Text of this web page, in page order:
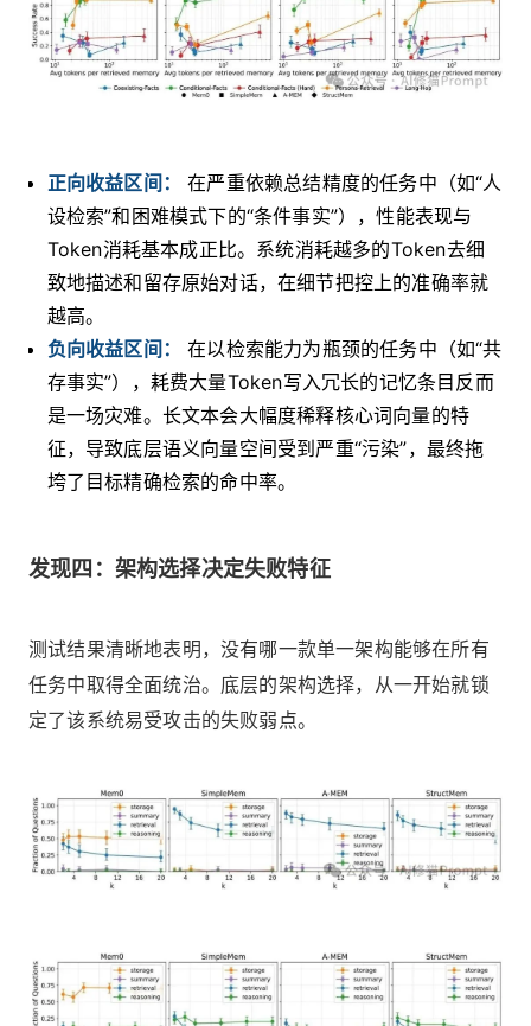
正向收益区间：
在严重依赖总结精度的任务中（如“人
设检索”和困难模式下的“条件事实”），性能表现与
Token消耗基本成正比。系统消耗越多的Token去细
致地描述和留存原始对话，在细节把控上的准确率就
越高。
负向收益区间：
在以检索能力为瓶颈的任务中（如“共
存事实”），耗费大量Token写入冗长的记忆条目反而
是一场灾难。长文本会大幅度稀释核心词向量的特
征，导致底层语义向量空间受到严重“污染”，最终拖
垮了目标精确检索的命中率。
发现四：架构选择决定失败特征
测试结果清晰地表明，没有哪一款单一架构能够在所有
任务中取得全面统治。底层的架构选择，从一开始就锁
定了该系统易受攻击的失败弱点。